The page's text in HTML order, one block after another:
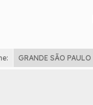
GRANDE SÃO PAULO